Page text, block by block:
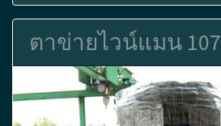
ตาข่ายไวน์แมน 107